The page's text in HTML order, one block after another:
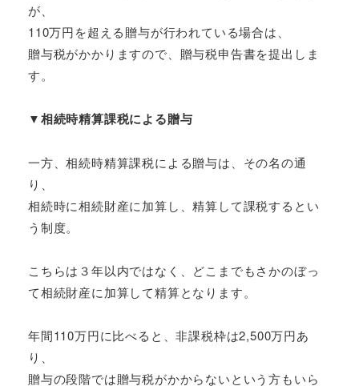
が、
110万円を超える贈与が行われている場合は、
贈与税がかかりますので、贈与税申告書を提出しま
す。
▼相続時精算課税による贈与
一方、相続時精算課税による贈与は、その名の通
り、
相続時に相続財産に加算し、精算して課税するとい
う制度。
こちらは３年以内ではなく、どこまでもさかのぼっ
て相続財産に加算して精算となります。
年間110万円に比べると、非課税枠は2,500万円あ
り、
贈与の段階では贈与税がかからないという方もいら